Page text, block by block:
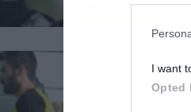
I want
Opted